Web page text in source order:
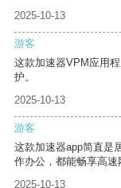
2025-10-13
游客
这款加速器VPM应用
护。
2025-10-13
游客
这款加速器app简直是
作办公，都能畅享高速
2025-10-13